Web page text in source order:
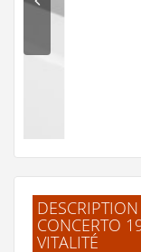
CONCERTO
VITALITÉ